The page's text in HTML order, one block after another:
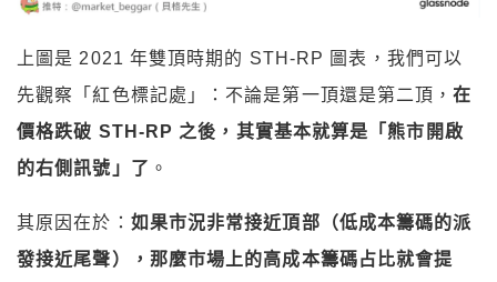
上圖是 2021 年雙頂時期的 STH-RP 圖表，我們可以
先觀察「紅色標記處」： 不論是第一頂還是第二頂，在
價格跌破 STH-RP 之後，其實基本就算是「熊市開啟
的右側訊號」了 。
其原因在於： 如果市況非常接近頂部（低成本籌碼的派
發接近尾聲）， 那麼市場上的高成本籌碼占比就會提